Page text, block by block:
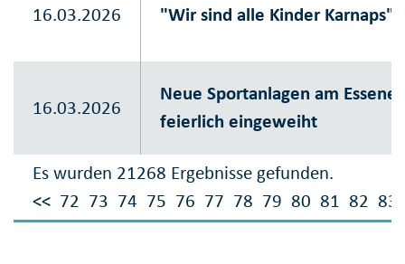
Es wurden 21268 Ergebnisse gefunden.
<< 72 73 74 75 76 77 78 79 80 81 82 83
16.03.2026 "Wir sind alle Kinder
16.03.2026
Neue Sportanlagen am
feierlich eingeweiht